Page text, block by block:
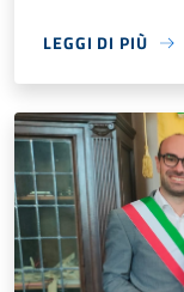
LEGGI DI PIÙ